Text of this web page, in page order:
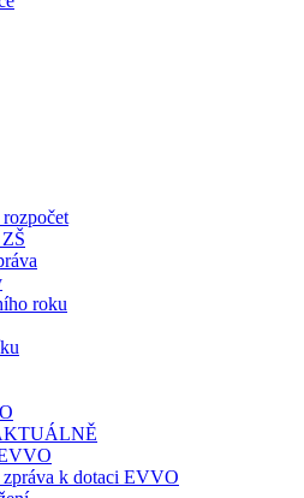
roku
zpráva k dotaci EVVO